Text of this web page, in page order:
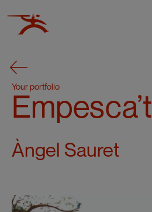
Your portfolio
Empesca’t
Àngel Sauret